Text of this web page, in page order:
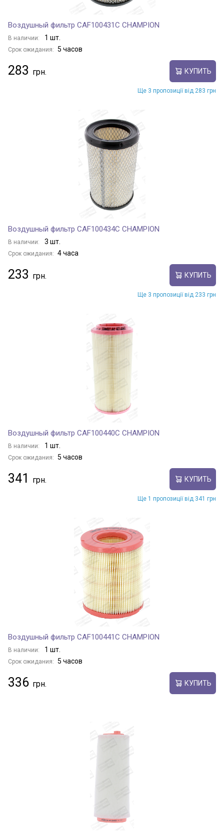
Воздушный фильтр CAF100431C CHAMPION
В наличии: 1 шт.
Срок ожидания: 5 часов
283 КУПИТЬ
Ще 3 пропозиції від 283 грн
Воздушный фильтр CAF100434C CHAMPION
В наличии: 3 шт.
Срок ожидания: 4 часа
233 КУПИТЬ
Ще 3 пропозиції від 233 грн
Воздушный фильтр CAF100440C CHAMPION
В наличии: 1 шт.
Срок ожидания: 5 часов
341 КУПИТЬ
Ще 1 пропозиції від 341 грн
Воздушный фильтр CAF100441C CHAMPION
В наличии: 1 шт.
Срок ожидания: 5 часов
336 КУПИТЬ